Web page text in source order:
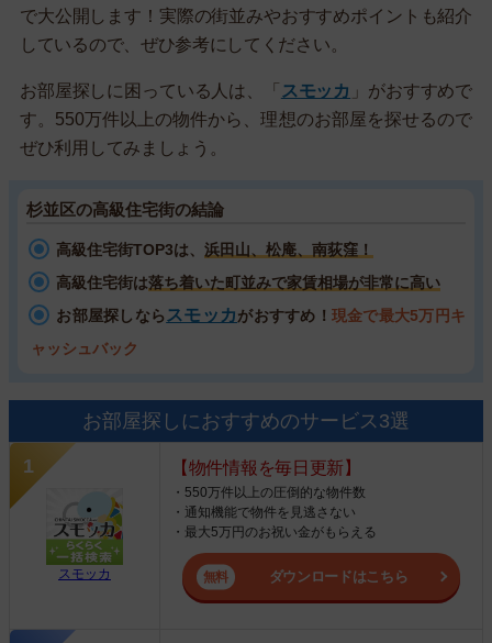
で大公開します！実際の街並みやおすすめポイントも紹介
しているので、ぜひ参考にしてください。
お部屋探しに困っている人は、「 スモッカ 」がおすすめで
す。550万件以上の物件から、理想のお部屋を探せるので
ぜひ利用してみましょう。
杉並区の高級住宅街の結論
高級住宅街TOP3は、 浜田山、松庵、南荻窪！
高級住宅街は落ち着いた町並みで家賃相場が非常に高い
お部屋探しなら スモッカがおすすめ！ 現金で最大5万円キ
ャッシュバック
お部屋探しにおすすめのサービス3選
スモッカ
【物件情報を毎日更新】
・550万件以上の圧倒的な物件数
・通知機能で物件を見逃さない
・最大5万円のお祝い金がもらえる
ダウンロードはこちら